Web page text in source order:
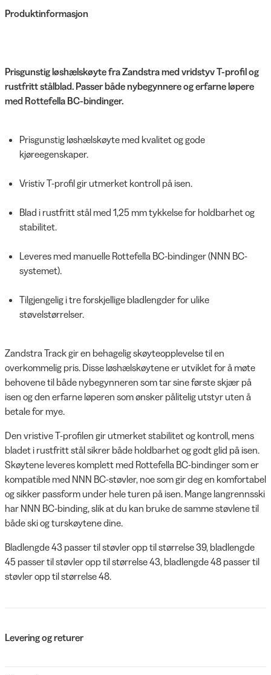
Produktinformasjon
Prisgunstig løshælskøyte fra Zandstra med vridstyv T-profil og
rustfritt stålblad. Passer både nybegynnere og erfarne løpere
med Rottefella BC-bindinger.
Prisgunstig løshælskøyte med kvalitet og gode
kjøreegenskaper.
Vristiv T-profil gir utmerket kontroll på isen.
Blad i rustfritt stål med 1,25 mm tykkelse for holdbarhet og
stabilitet.
Leveres med manuelle Rottefella BC-bindinger (NNN BC-
systemet).
Tilgjengelig i tre forskjellige bladlengder for ulike
støvelstørrelser.
Zandstra Track gir en behagelig skøyteopplevelse til en
overkommelig pris. Disse løshælskøytene er utviklet for å møte
behovene til både nybegynneren som tar sine første skjær på
isen og den erfarne løperen som ønsker pålitelig utstyr uten å
betale for mye.
Den vristive T-profilen gir utmerket stabilitet og kontroll, mens
bladet i rustfritt stål sikrer både holdbarhet og godt glid på isen.
Skøytene leveres komplett med Rottefella BC-bindinger som er
kompatible med NNN BC-støvler, noe som gir deg en komfortabel
og sikker passform under hele turen på isen. Mange langrennsski
har NNN BC-binding, slik at du kan bruke de samme støvlene til
både ski og turskøytene dine.
Bladlengde 43 passer til støvler opp til størrelse 39, bladlengde
45 passer til støvler opp til størrelse 43, bladlengde 48 passer til
støvler opp til størrelse 48.
Levering og returer